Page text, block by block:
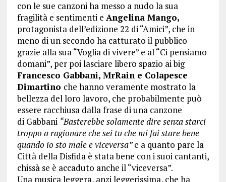
con le sue canzoni ha messo a nudo la sua
fragilità e sentimenti e Angelina Mango,
protagonista dell’edizione 22 di “Amici”, che in
meno di un secondo ha catturato il pubblico
grazie alla sua “Voglia di vivere” e al “Ci pensiamo
domani”, per poi lasciare libero spazio ai big
Francesco Gabbani, MrRain e Colapesce
Dimartino che hanno veramente mostrato la
bellezza del loro lavoro, che probabilmente può
essere racchiusa dalla frase di una canzone
di Gabbani “Basterebbe solamente dire senza starci
troppo a ragionare che sei tu che mi fai stare bene
quando io sto male e viceversa”e a quanto pare la
Città della Disfida è stata bene con i suoi cantanti,
chissà se è accaduto anche il “viceversa”.
Una musica leggera, anzi leggerissima, che ha